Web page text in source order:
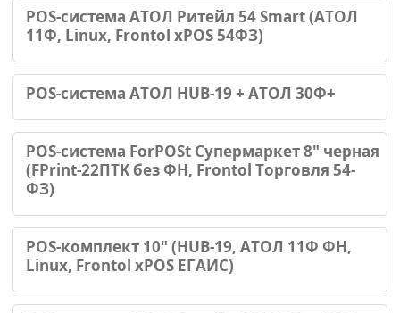
POS-система АТОЛ Ритейл 54 Smart (АТОЛ
11Ф, Linux, Frontol xPOS 54ФЗ)
POS-система АТОЛ HUB-19 + АТОЛ 30Ф+
POS-система ForPOSt Супермаркет 8" черная
(FPrint-22ПТK без ФН, Frontol Торговля 54-
ФЗ)
POS-комплект 10" (HUB-19, АТОЛ 11Ф ФН,
Linux, Frontol xPOS ЕГАИС)